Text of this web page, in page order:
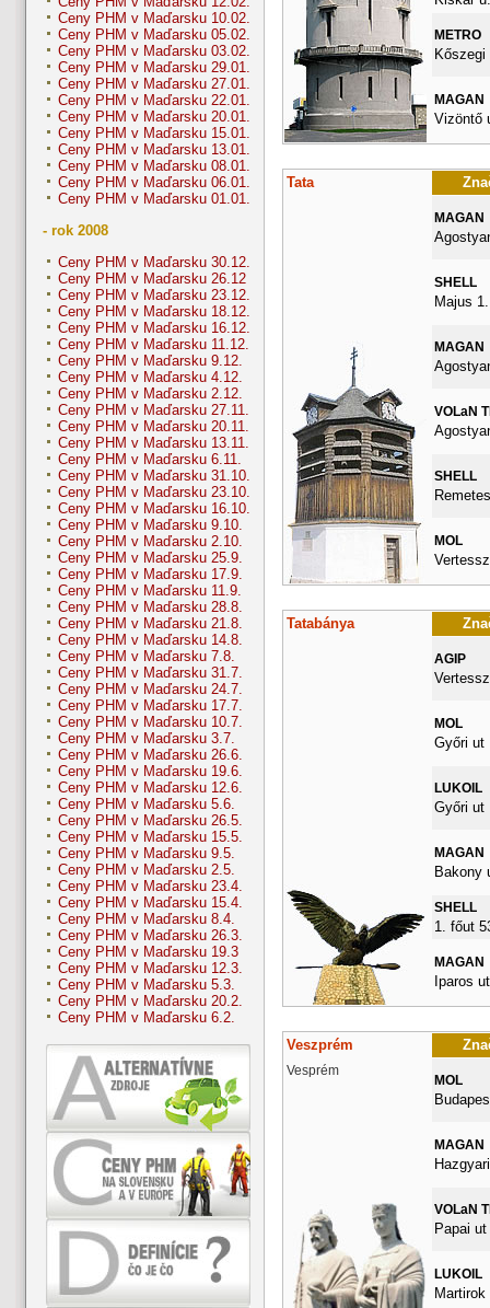
Ceny PHM v Maďarsku 10.02.
Ceny PHM v Maďarsku 05.02.
Ceny PHM v Maďarsku 03.02.
Ceny PHM v Maďarsku 29.01.
Ceny PHM v Maďarsku 27.01.
Ceny PHM v Maďarsku 22.01.
Ceny PHM v Maďarsku 20.01.
Ceny PHM v Maďarsku 15.01.
Ceny PHM v Maďarsku 13.01.
Ceny PHM v Maďarsku 08.01.
Ceny PHM v Maďarsku 06.01.
Ceny PHM v Maďarsku 01.01.
- rok 2008
Ceny PHM v Maďarsku 30.12.
Ceny PHM v Maďarsku 26.12
Ceny PHM v Maďarsku 23.12.
Ceny PHM v Maďarsku 18.12.
Ceny PHM v Maďarsku 16.12.
Ceny PHM v Maďarsku 11.12.
Ceny PHM v Maďarsku 9.12.
Ceny PHM v Maďarsku 4.12.
Ceny PHM v Maďarsku 2.12.
Ceny PHM v Maďarsku 27.11.
Ceny PHM v Maďarsku 20.11.
Ceny PHM v Maďarsku 13.11.
Ceny PHM v Maďarsku 6.11.
Ceny PHM v Maďarsku 31.10.
Ceny PHM v Maďarsku 23.10.
Ceny PHM v Maďarsku 16.10.
Ceny PHM v Maďarsku 9.10.
Ceny PHM v Maďarsku 2.10.
Ceny PHM v Maďarsku 25.9.
Ceny PHM v Maďarsku 17.9.
Ceny PHM v Maďarsku 11.9.
Ceny PHM v Maďarsku 28.8.
Ceny PHM v Maďarsku 21.8.
Ceny PHM v Maďarsku 14.8.
Ceny PHM v Maďarsku 7.8.
Ceny PHM v Maďarsku 31.7.
Ceny PHM v Maďarsku 24.7.
Ceny PHM v Maďarsku 17.7.
Ceny PHM v Maďarsku 10.7.
Ceny PHM v Maďarsku 3.7.
Ceny PHM v Maďarsku 26.6.
Ceny PHM v Maďarsku 19.6.
Ceny PHM v Maďarsku 12.6.
Ceny PHM v Maďarsku 5.6.
Ceny PHM v Maďarsku 26.5.
Ceny PHM v Maďarsku 15.5.
Ceny PHM v Maďarsku 9.5.
Ceny PHM v Maďarsku 2.5.
Ceny PHM v Maďarsku 23.4.
Ceny PHM v Maďarsku 15.4.
Ceny PHM v Maďarsku 8.4.
Ceny PHM v Maďarsku 26.3.
Ceny PHM v Maďarsku 19.3
Ceny PHM v Maďarsku 12.3.
Ceny PHM v Maďarsku 5.3.
Ceny PHM v Maďarsku 20.2.
Ceny PHM v Maďarsku 6.2.
METRO
Kőszegi
MAGAN
Vizöntő
Tata
MAGAN
SHELL
Majus
MAGAN
VOLaN
SHELL
MOL
Tatabánya
AGIP
MOL
Győri ut
LUKOIL
Győri ut
MAGAN
Bakony
SHELL
1. főut
MAGAN
Iparos
Veszprém
Vesprém
MOL
MAGAN
VOLaN
Papai ut
LUKOIL